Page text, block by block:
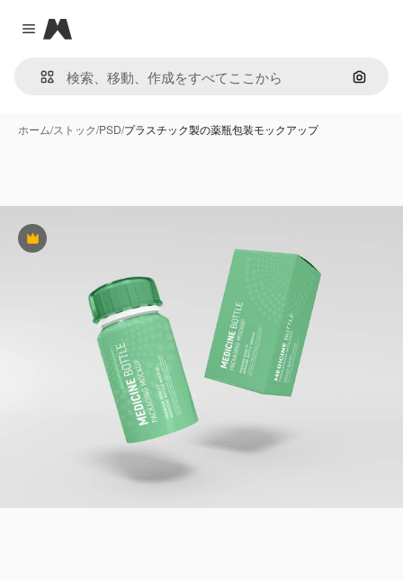
Close menu
Magnific
画像で
ホーム/ストック/PSD/プラスチック製の薬瓶包装モックアップ
Premium